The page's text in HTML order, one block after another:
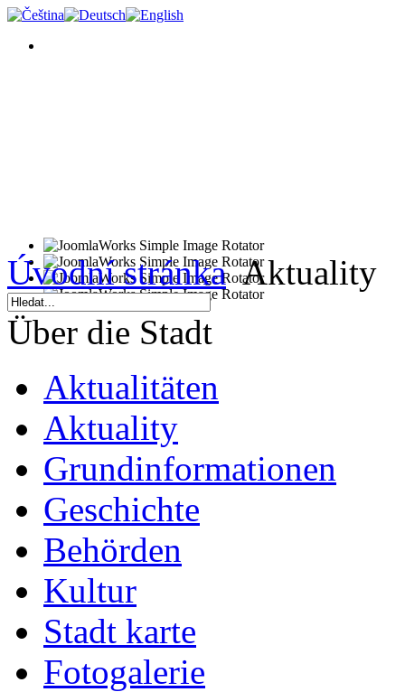
Úvodní stránka Aktuality
Über die Stadt
Aktualitäten
Aktuality
Grundinformationen
Geschichte
Behörden
Kultur
Stadt karte
Fotogalerie